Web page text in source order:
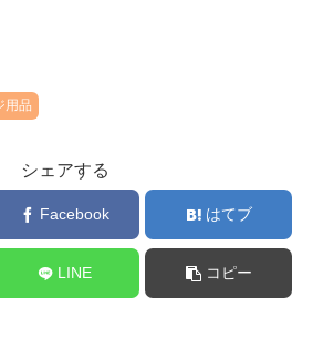
用品
シェアする
Facebook はてブ
LINE コピー